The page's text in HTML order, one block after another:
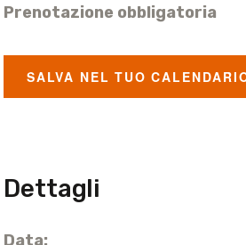
Prenotazione obbligatoria
SALVA NEL TUO
Dettagli
Data: